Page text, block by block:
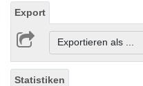
Export
Exportieren als ...
Statistiken